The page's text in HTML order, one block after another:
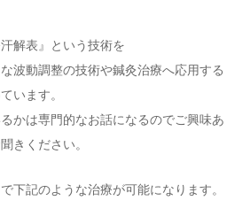
解表』という技術を
波動調整の技術や鍼灸治療へ応用する
います。
かは専門的なお話になるのでご興味あ
きください。
下記のような治療が可能になります。